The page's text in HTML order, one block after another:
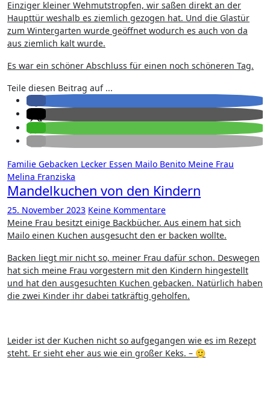
Einziger kleiner Wehmutstropfen, wir saßen direkt an der
Haupttür weshalb es ziemlich gezogen hat. Und die Glastür
zum Wintergarten wurde geöffnet wodurch es auch von da
aus ziemlich kalt wurde.
Es war ein schöner Abschluss für einen noch schöneren Tag.
Teile diesen Beitrag auf ...
Familie Gebacken Lecker Essen Mailo Benito Meine Frau
Melina Franziska
Mandelkuchen von den Kindern
25. November 2023 Keine Kommentare
Meine Frau besitzt einige Backbücher. Aus einem hat sich
Mailo einen Kuchen ausgesucht den er backen wollte.
Backen liegt mir nicht so, meiner Frau dafür schon. Deswegen
hat sich meine Frau vorgestern mit den Kindern hingestellt
und hat den ausgesuchten Kuchen gebacken. Natürlich haben
die zwei Kinder ihr dabei tatkräftig geholfen.
Leider ist der Kuchen nicht so aufgegangen wie es im Rezept
steht. Er sieht eher aus wie ein großer Keks. – 🙂